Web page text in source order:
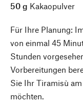
50 g Kakaopulver
Für Ihre Planung:
von einmal 45
Stunden
Vorbereitungen
Sie Ihr Tiramisù
möchten.